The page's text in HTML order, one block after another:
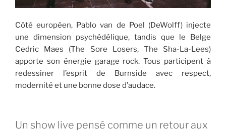
Côté européen, Pablo van de Poel (DeWolff) injecte
une dimension psychédélique, tandis que le Belge
Cedric Maes (The Sore Losers, The Sha-La-Lees)
apporte son énergie garage rock. Tous participent à
redessiner l’esprit de Burnside avec respect,
modernité et une bonne dose d’audace.
Un show live pensé comme un retour aux